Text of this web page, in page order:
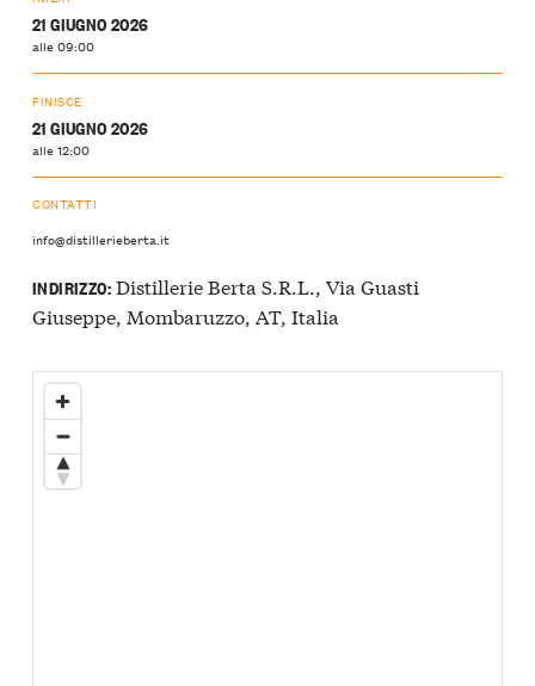
21 GIUGNO 2026
alle 09:00
FINISCE
21 GIUGNO 2026
alle 12:00
CONTATTI
info@distillerieberta.it
INDIRIZZO:Distillerie Berta S.R.L., Via Guasti
Giuseppe, Mombaruzzo, AT, Italia